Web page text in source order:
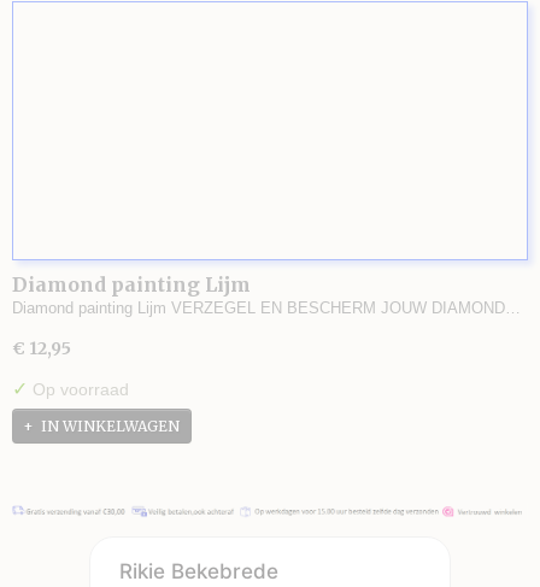
Diamond painting Lijm
Diamond painting Lijm VERZEGEL EN BESCHERM JOUW DIAMOND…
€ 12,95
✓ Op voorraad
IN WINKELWAGEN